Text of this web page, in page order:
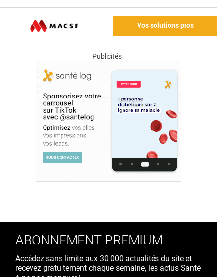
Vos solutions pros
Publicités :
ABONNEMENT PREMIUM
Accédez sans limite aux 30 000 actualités du site et
recevez gratuitement chaque semaine, les actus Santé